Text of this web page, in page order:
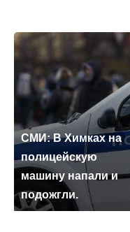
СМИ: В Химках на
полицейскую
машину напали и
подожгли.